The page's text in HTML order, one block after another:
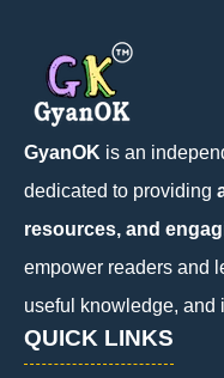
GyanOK is an
dedicated to providing
resources, and
empower readers and
useful knowledge, and
QUICK LINKS